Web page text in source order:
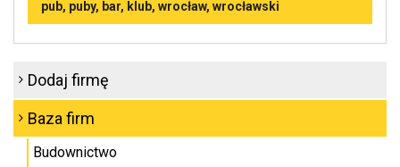
pub, puby, bar, klub, wrocław, wrocławski
Dodaj firmę
Baza firm
Budownictwo